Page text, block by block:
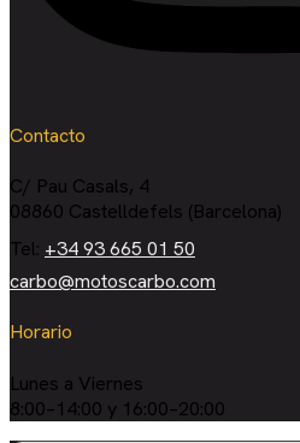
Contacto
C/ Pau Casals, 4
08860 Castelldefels (Barcelona)
Tel: +34 93 665 01 50
carbo@motoscarbo.com
Horario
Lunes a Viernes
8:00–14:00 y 16:00–20:00